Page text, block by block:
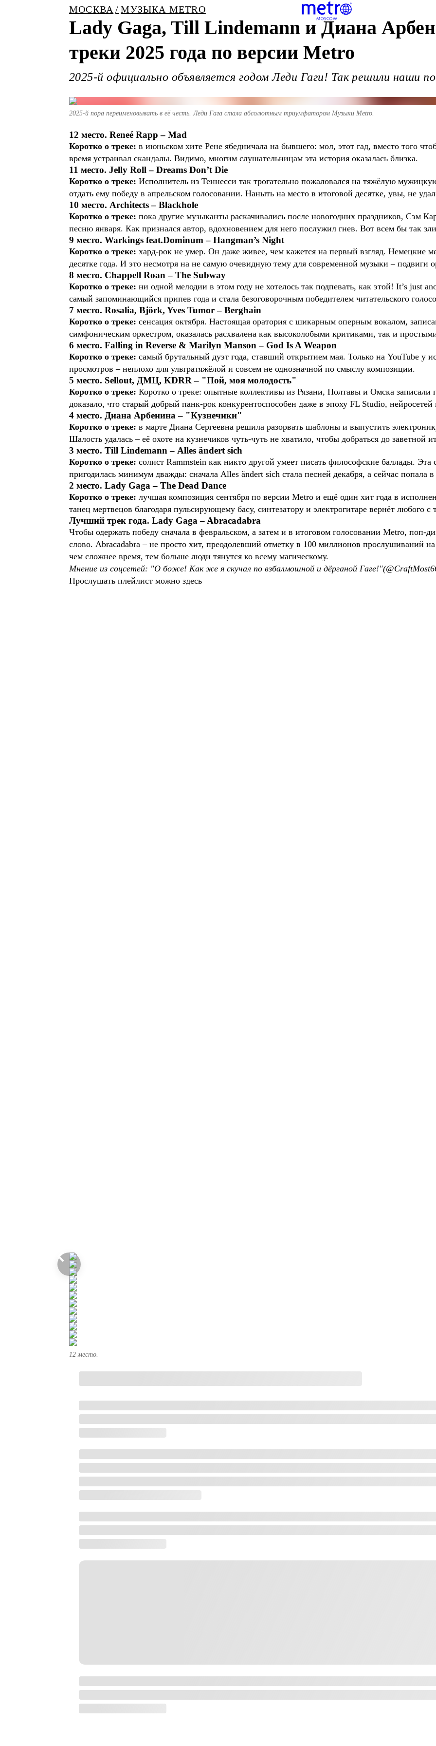
МОСКВА МУЗЫКА METRO
Lady Gaga, Till Lindemann и Диана
треки 2025 года по версии Metro
2025-й официально объявляется годом Леди Гаги! Так решили наши
2025-й пора переименовывать в её честь. Леди Гага стала абсолютным триумфатором Музыки Metro.
12 место. Reneé Rapp – Mad
Коротко о треке: в июньском хите Рене ябедничала на бывшего: мол, этот гад, вместо того
время устраивал скандалы. Видимо, многим слушательницам эта история оказалась близка.
11 место. Jelly Roll – Dreams Don’t Die
Коротко о треке: Исполнитель из Теннесси так трогательно пожаловался на тяжёлую
отдать ему победу в апрельском голосовании. Наныть на место в итоговой десятке, увы, не
10 место. Architects – Blackhole
Коротко о треке: пока другие музыканты раскачивались после новогодних праздников, Сэм
песню января. Как признался автор, вдохновением для него послужил гнев. Вот всем бы так
9 место. Warkings feat.Dominum – Hangman’s Night
Коротко о треке: хард-рок не умер. Он даже живее, чем кажется на первый взгляд. Немецкие
десятке года. И это несмотря на не самую очевидную тему для современной музыки – подвиги
8 место. Chappell Roan – The Subway
Коротко о треке: ни одной мелодии в этом году не хотелось так подпевать, как этой! It’s just
самый запоминающийся припев года и стала безо­говорочным победителем читательского
7 место. Rosalia, Björk, Yves Tumor – Berghain
Коротко о треке: сенсация октября. Настоящая оратория с шикарным оперным вокалом,
симфоническим оркестром, оказалась расхвалена как высоколобыми критиками, так и
6 место. Falling in Reverse & Marilyn Manson – God Is A Weapon
Коротко о треке: самый брутальный дуэт года, ставший открытием мая. Только на YouTube у
просмотров – неплохо для ультратяжёлой и совсем не однозначной по смыслу композиции.
5 место. Sellout, ДМЦ, KDRR – "Пой, моя молодость"
Коротко о треке: Коротко о треке: опытные коллективы из Рязани, Полтавы и Омска записали
доказало, что старый добрый панк-рок конкурентоспособен даже в эпоху FL Studio, нейросетей
4 место. Диана Арбенина – "Кузнечики"
Коротко о треке: в марте Диана Сергеевна решила разорвать шаблоны и выпустить
Шалость удалась – её охоте на кузнечиков чуть-чуть не хватило, чтобы добраться до заветной
3 место. Till Lindemann – Alles ändert sich
Коротко о треке: солист Rammstein как никто другой умеет писать философские баллады. Эта
пригодилась минимум дважды: сначала Alles ändert sich стала песней декабря, а сейчас попала
2 место. Lady Gaga – The Dead Dance
Коротко о треке: лучшая композиция сентября по версии Metro и ещё один хит года в
танец мертвецов благодаря пульсирующему басу, синтезатору и электрогитаре вернёт любого с
Лучший трек года. Lady Gaga – Abracadabra
Чтобы одержать победу сначала в февральском, а затем и в итоговом голосовании Metro, поп-
слово. Abracadabra – не просто хит, преодолевший отметку в 100 миллионов прослушиваний
чем сложнее время, тем больше люди тянутся ко всему магическому.
Мнение из соцсетей: "О боже! Как же я скучал по взбалмошной и дёрганой
Прослушать плейлист можно здесь
12 место.